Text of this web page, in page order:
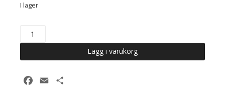
I lager
Karbinhakar
2
/
Lägg i varukorg
Facebook
Email